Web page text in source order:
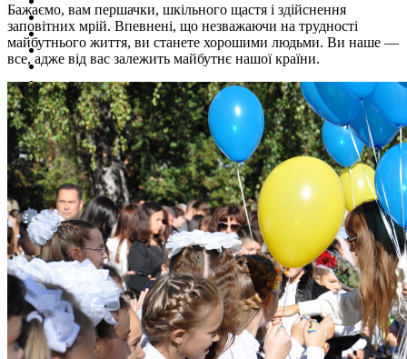
Бажаємо, вам першачки, шкільного щастя і здійснення
заповітних мрій. Впевнені, що незважаючи на трудності
майбутнього життя, ви станете хорошими людьми. Ви наше —
все, адже від вас залежить майбутнє нашої країни.